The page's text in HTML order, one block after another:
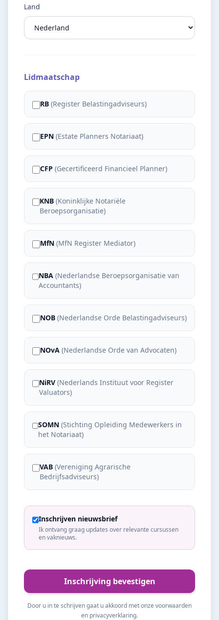
Land
Lidmaatschap
RB (Register Belastingadviseurs)
EPN (Estate Planners Notariaat)
CFP (Gecertificeerd Financieel Planner)
KNB (Koninklijke Notariële
Beroepsorganisatie)
MfN (MfN Register Mediator)
NBA (Nederlandse Beroepsorganisatie van
Accountants)
NOB (Nederlandse Orde Belastingadviseurs)
NOvA (Nederlandse Orde van Advocaten)
NiRV (Nederlands Instituut voor Register
Valuators)
SOMN (Stichting Opleiding Medewerkers in
het Notariaat)
VAB (Vereniging Agrarische
Bedrijfsadviseurs)
Inschrijven nieuwsbrief
Ik ontvang graag updates over relevante cursussen
en vaknieuws.
Inschrijving bevestigen
Door u in te schrijven gaat u akkoord met onze voorwaarden
en privacyverklaring.